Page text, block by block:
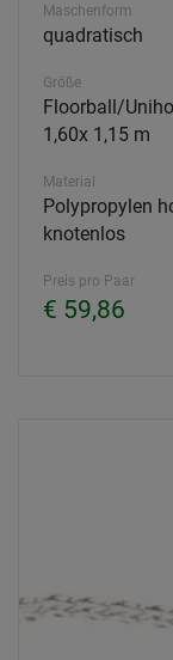
Maschenform
quadratisch
Größe
Floorball/
1,60x 1,15 m
Material
Polypropylen
knotenlos
Preis pro Paar
€ 59,86